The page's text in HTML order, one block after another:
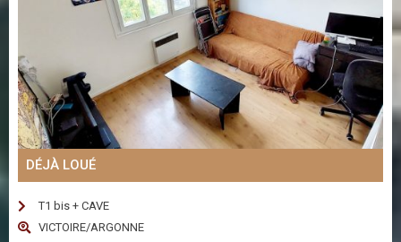
DÉJÀ LOUÉ
T1 bis + CAVE
VICTOIRE/ARGONNE